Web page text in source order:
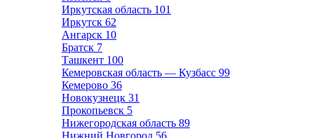
Иркутская область 101
Иркутск 62
Ангарск 10
Братск 7
Ташкент 100
Кемеровская область — Кузбасс 99
Кемерово 36
Новокузнецк 31
Прокопьевск 5
Нижегородская область 89
Нижний Новгород 56